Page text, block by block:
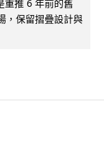
重推 6 年前的舊
，保留摺疊設計與